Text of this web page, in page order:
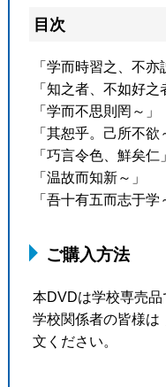
目次
「学而時習之、不亦
「知之者、不如好之
「学而不思則罔～」
「其恕乎。己所不欲
「巧言令色、鮮矣仁」
「温故而知新～」
「吾十有五而志于学
ご購入方法
本DVDは学校専売品
学校関係者の皆様は
文ください。